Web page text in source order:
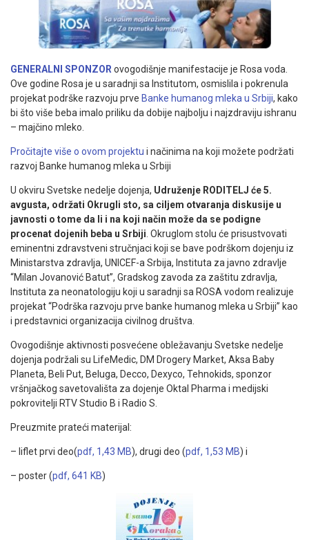
GENERALNI SPONZOR ovogodišnje manifestacije je Rosa voda.
Ove godine Rosa je u saradnji sa Institutom, osmislila i pokrenula
projekat podrške razvoju prve Banke humanog mleka u Srbiji, kako
bi što više beba imalo priliku da dobije najbolju i najzdraviju ishranu
– majčino mleko.
Pročitajte više o ovom projektu i načinima na koji možete podržati
razvoj Banke humanog mleka u Srbiji
U okviru Svetske nedelje dojenja, Udruženje RODITELJ će 5.
avgusta, održati Okrugli sto, sa ciljem otvaranja diskusije u
javnosti o tome da li i na koji način može da se podigne
procenat dojenih beba u Srbiji . Okruglom stolu će prisustvovati
eminentni zdravstveni stručnjaci koji se bave podrškom dojenju iz
Ministarstva zdravlja, UNICEF-a Srbija, Instituta za javno zdravlje
“Milan Jovanović Batut”, Gradskog zavoda za zaštitu zdravlja,
Instituta za neonatologiju koji u saradnji sa ROSA vodom realizuje
projekat “Podrška razvoju prve banke humanog mleka u Srbiji” kao
i predstavnici organizacija civilnog društva.
Ovogodišnje aktivnosti posvećene obležavanju Svetske nedelje
dojenja podržali su LifeMedic, DM Drogery Market, Aksa Baby
Planeta, Beli Put, Beluga, Decco, Dexyco, Tehnokids, sponzor
vršnjačkog savetovališta za dojenje Oktal Pharma i medijski
pokrovitelji RTV Studio B i Radio S.
Preuzmite prateći materijal:
– liflet prvi deo(pdf, 1,43 MB), drugi deo (pdf, 1,53 MB) i
– poster (pdf, 641 KB)